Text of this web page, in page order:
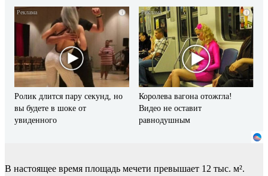
i
Ролик длится пару секунд, но
вы будете в шоке от
увиденного
i
Королева вагона отожгла!
Видео не оставит
равнодушным
В настоящее время площадь мечети превышает 12 тыс. м².